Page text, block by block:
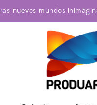
nuevos mundos